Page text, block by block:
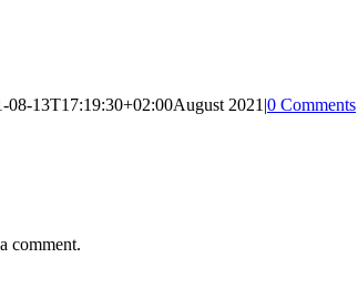
08-13T17:19:30+02:00August 2021|0 Comments
comment.